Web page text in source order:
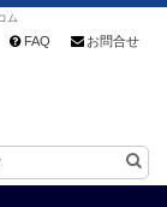
ム
FAQ お問合せ